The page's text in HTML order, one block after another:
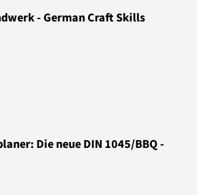
- German Craft Skills
Die neue DIN 1045/BBQ -